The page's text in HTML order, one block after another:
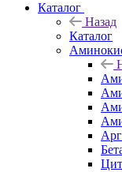
Каталог
Назад
Каталог